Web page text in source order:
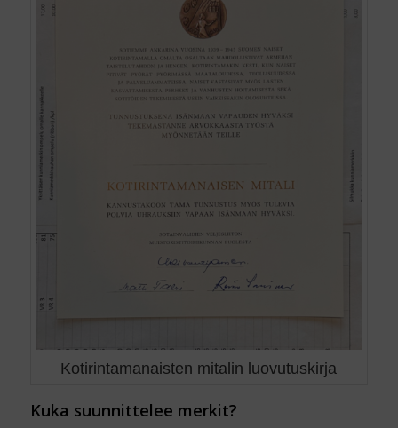
Kotirintamanaisten mitalin luovutuskirja
Kuka suunnittelee merkit?